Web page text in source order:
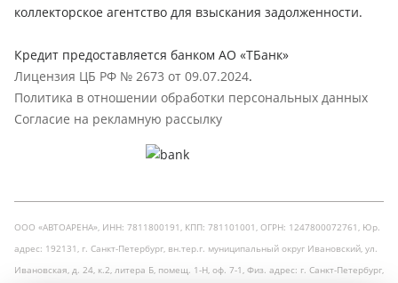
коллекторское агентство для взыскания задолженности.
Кредит предоставляется банком АО «ТБанк»
Лицензия ЦБ РФ № 2673 от 09.07.2024.
Политика в отношении обработки персональных данных
Согласие на рекламную рассылку
ООО «АВТОАРЕНА», ИНН: 7811800191, КПП: 781101001, ОГРН: 1247800072761, Юр.
адрес: 192131, г. Санкт-Петербург, вн.тер.г. муниципальный округ Ивановский, ул.
Ивановская, д. 24, к.2, литера Б, помещ. 1-Н, оф. 7-1, Физ. адрес: г. Санкт-Петербург,